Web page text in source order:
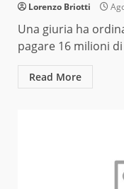
Lorenzo Briotti
Una giuria ha
pagare 16 milioni
Read More